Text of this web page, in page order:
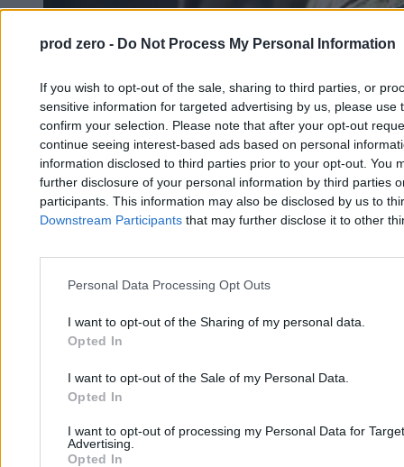
prod zero - Do Not Process My Personal Information
If you wish to opt-out of the sale, sharing to third parties, or
sensitive information for targeted advertising by us, please use
confirm your selection. Please note that after your opt-out
continue seeing interest-based ads based on personal
information disclosed to third parties prior to your opt-out. You
further disclosure of your personal information by third parties
participants. This information may also be disclosed by us to
Downstream Participants that may further disclose it to other
Personal Data Processing Opt Outs
I want to opt-out of the Sharing of my personal data.
Opted In
I want to opt-out of the Sale of my Personal Data.
Opted In
I want to opt-out of processing my Personal Data for
Advertising.
Opted In
Obce drony nad Łotwą. Jeden spadł na skład ropy
Krzysztof Jabłonowski
07.05.2026